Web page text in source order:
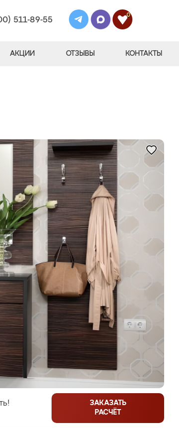
511-89-55
0
АКЦИИ ОТЗЫВЫ КОНТАКТЫ
ЗАКАЗАТЬ
РАСЧЁТ